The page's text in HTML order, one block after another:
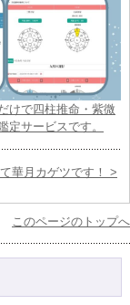
けで四柱推命・紫微
サービスです。
華月カゲツです！ >
このページのトップへ